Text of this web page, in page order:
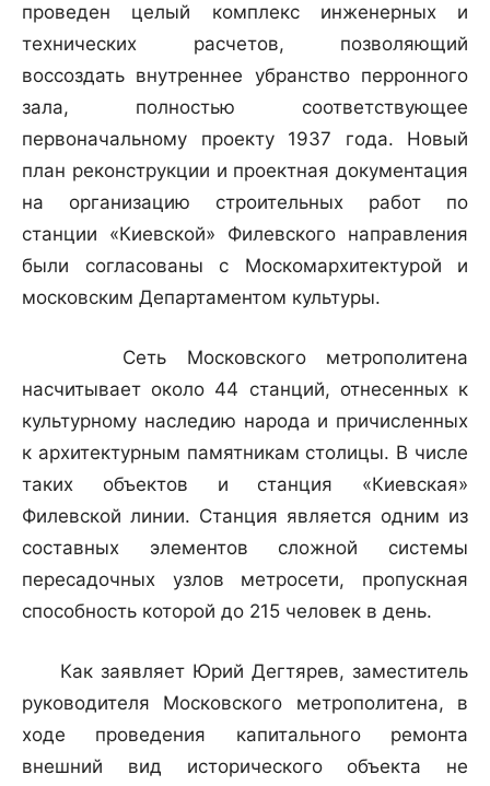
проведен целый комплекс инженерных и
технических расчетов, позволяющий
воссоздать внутреннее убранство перронного
зала, полностью соответствующее
первоначальному проекту 1937 года. Новый
план реконструкции и проектная документация
на организацию строительных работ по
станции «Киевской» Филевского направления
были согласованы с Москомархитектурой и
московским Департаментом культуры.
Сеть Московского метрополитена
насчитывает около 44 станций, отнесенных к
культурному наследию народа и причисленных
к архитектурным памятникам столицы. В числе
таких объектов и станция «Киевская»
Филевской линии. Станция является одним из
составных элементов сложной системы
пересадочных узлов метросети, пропускная
способность которой до 215 человек в день.
Как заявляет Юрий Дегтярев, заместитель
руководителя Московского метрополитена, в
ходе проведения капитального ремонта
внешний вид исторического объекта не